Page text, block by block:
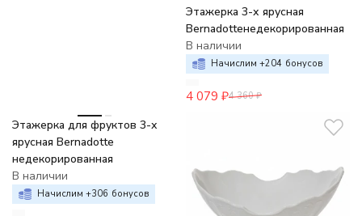
Этажерка 3-х ярусная
Bernadotteнедекорированная
В наличии
Начислим +204 бонусов
4 079 ₽4 360 ₽
Этажерка для фруктов 3-х
ярусная Bernadotte
недекорированная
В наличии
Начислим +306 бонусов